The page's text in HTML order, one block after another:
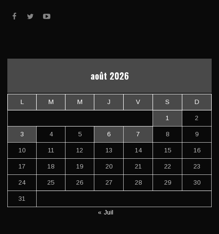
août 2026
L M M J V S D
1 2
3 4 5 6 7 8 9
10 11 12 13 14 15 16
17 18 19 20 21 22 23
24 25 26 27 28 29 30
31
« Juil